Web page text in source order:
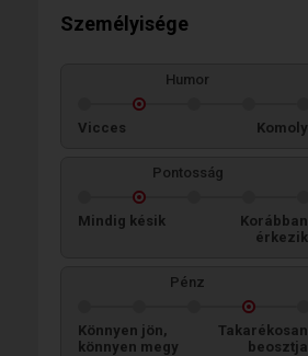
Személyisége
Humor
Vicces Komoly
Pontosság
Mindig késik
Korábban
érkezik
Pénz
Könnyen jön,
könnyen megy
Takarékosan
beosztja